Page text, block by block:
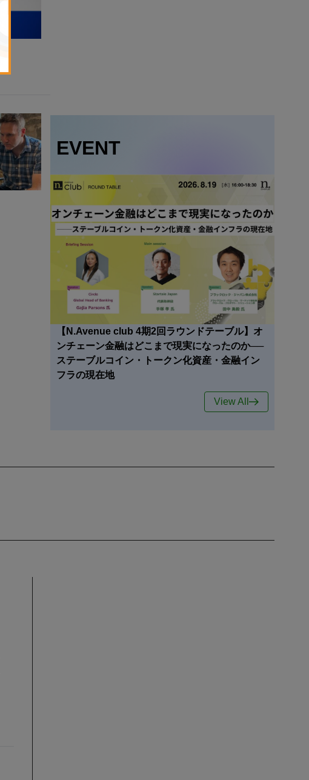
EVENT
【N.Avenue club 4期2回ラウンドテーブル】オ
ンチェーン金融はどこまで現実になったのか──
ステーブルコイン・トークン化資産・金融イン
フラの現在地
View All